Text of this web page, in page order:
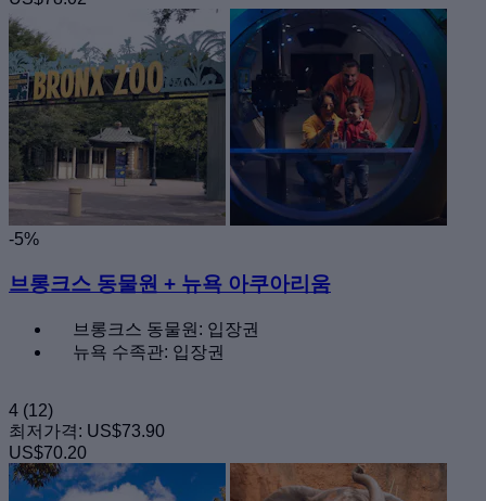
-5%
브롱크스 동물원 + 뉴욕 아쿠아리움
브롱크스 동물원: 입장권
뉴욕 수족관: 입장권
4 (12)
최저가격: US$73.90
US$70.20